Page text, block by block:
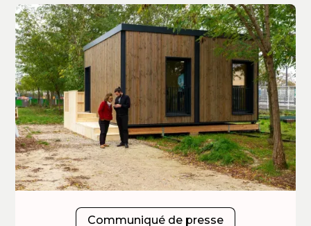
Communiqué de presse